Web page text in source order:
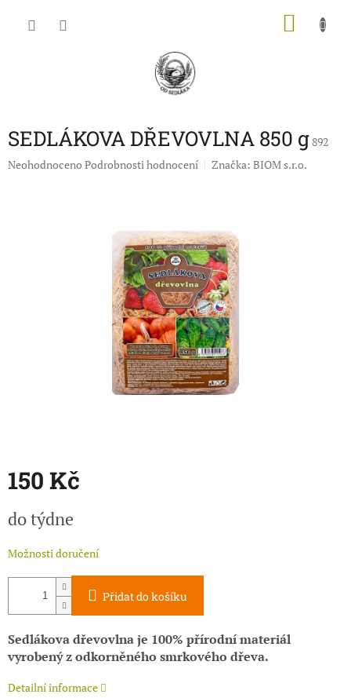
SEDLÁKOVA DŘEVOVLNA 850 g892
Průměrné
Neohodnoceno Podrobnosti hodnocení Značka: BIOM s.r.o.
150 Kč
cena:
do týdne
Možnosti doručení
Přidat do košíku
Sedlákova dřevovlna je 100% přírodní materiál
vyrobený z odkorněného smrkového dřeva.
Detailní informace